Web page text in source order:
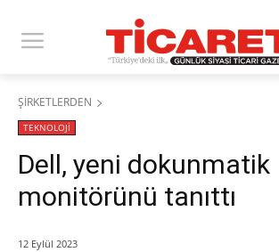
ŞİRKETLERDEN
TEKNOLOJİ
Dell, yeni dokunmatik
monitörünü tanıttı
12 Eylül 2023